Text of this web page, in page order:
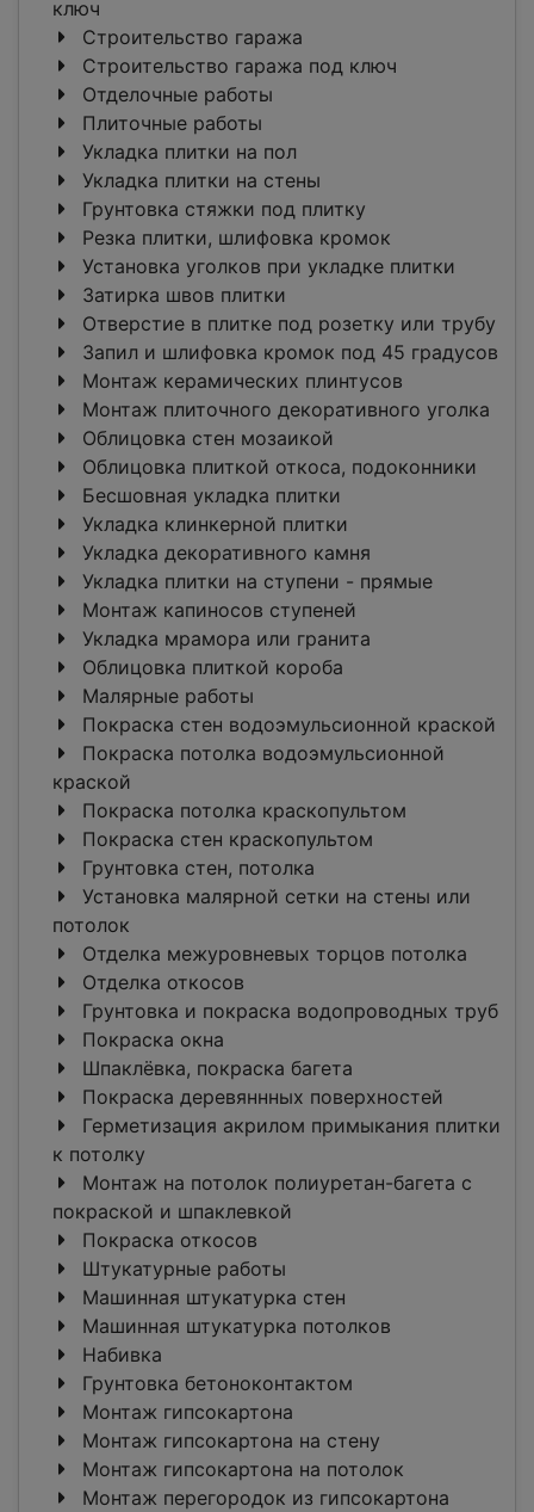
ключ
Строительство гаража
Строительство гаража под ключ
Отделочные работы
Плиточные работы
Укладка плитки на пол
Укладка плитки на стены
Грунтовка стяжки под плитку
Резка плитки, шлифовка кромок
Установка уголков при укладке плитки
Затирка швов плитки
Отверстие в плитке под розетку или трубу
Запил и шлифовка кромок под 45 градусов
Монтаж керамических плинтусов
Монтаж плиточного декоративного уголка
Облицовка стен мозаикой
Облицовка плиткой откоса, подоконники
Бесшовная укладка плитки
Укладка клинкерной плитки
Укладка декоративного камня
Укладка плитки на ступени - прямые
Монтаж капиносов ступеней
Укладка мрамора или гранита
Облицовка плиткой короба
Малярные работы
Покраска стен водоэмульсионной краской
Покраска потолка водоэмульсионной
краской
Покраска потолка краскопультом
Покраска стен краскопультом
Грунтовка стен, потолка
Установка малярной сетки на стены или
потолок
Отделка межуровневых торцов потолка
Отделка откосов
Грунтовка и покраска водопроводных труб
Покраска окна
Шпаклёвка, покраска багета
Покраска деревяннных поверхностей
Герметизация акрилом примыкания плитки
к потолку
Монтаж на потолок полиуретан-багета c
покраской и шпаклевкой
Покраска откосов
Штукатурные работы
Машинная штукатурка стен
Машинная штукатурка потолков
Набивка
Грунтовка бетоноконтактом
Монтаж гипсокартона
Монтаж гипсокартона на стену
Монтаж гипсокартона на потолок
Монтаж перегородок из гипсокартона